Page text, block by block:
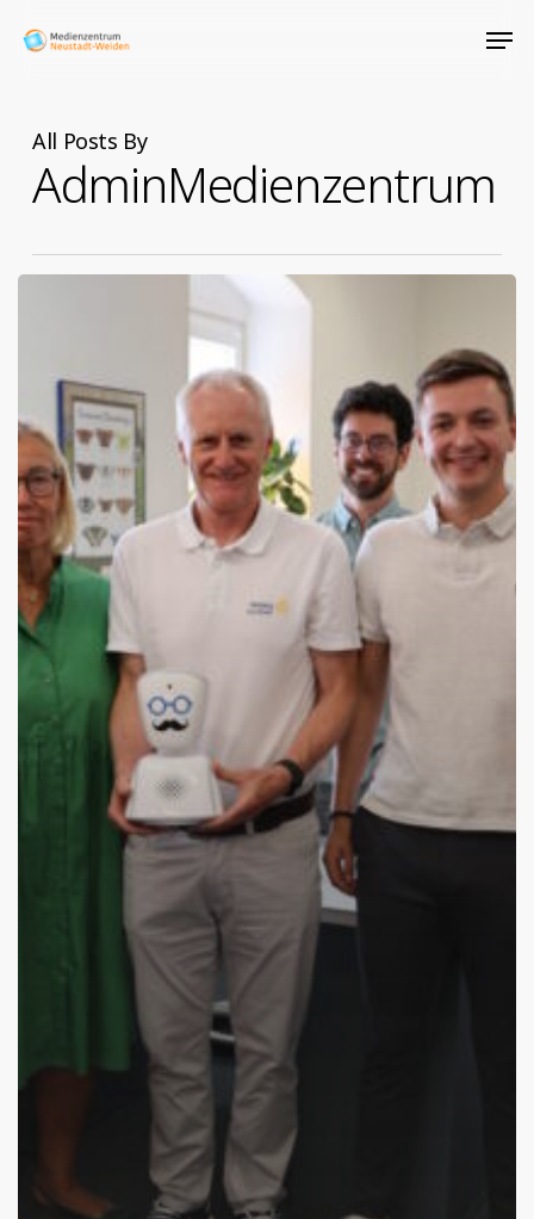
All Posts By
AdminMedienzentrum